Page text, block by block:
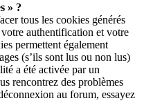
» ?
tous les cookies générés
authentification et votre
permettent également
(s’ils sont lus ou non lus)
a été activée par un
rencontrez des problèmes
au forum, essayez